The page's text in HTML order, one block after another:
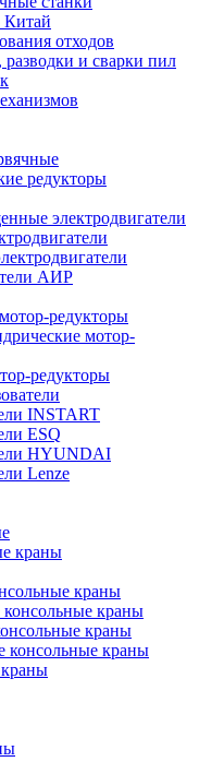
Китай
отходов
разводки и сварки пил
редукторы
электродвигатели
АИР
редукторы
мотор-
редукторы
INSTART
ESQ
HYUNDAI
Lenze
краны
краны
краны
краны
консольные краны